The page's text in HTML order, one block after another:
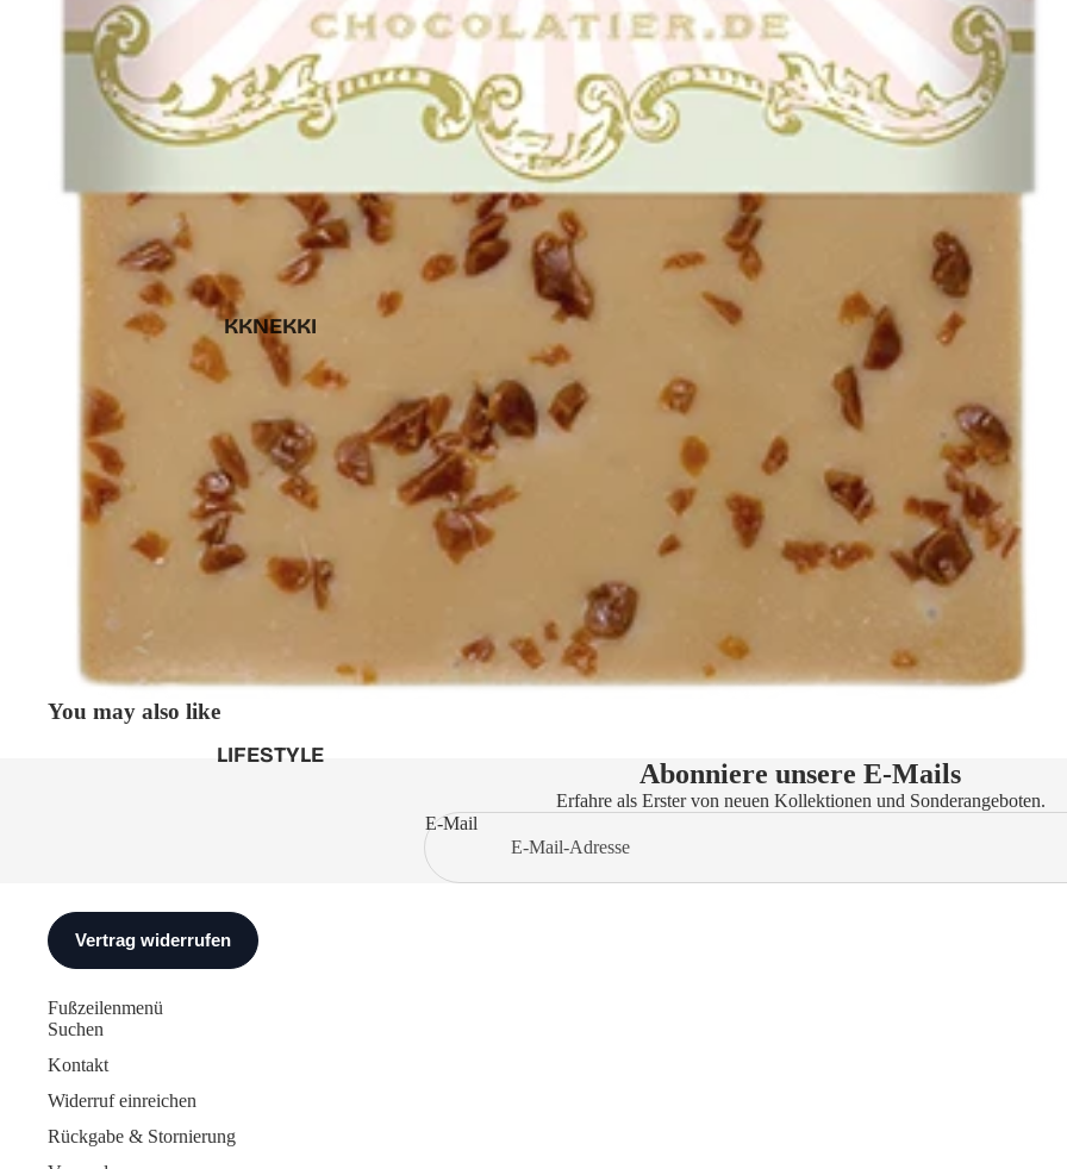
KKNEKKI
LIFESTYLE
You may also like
Abonniere unsere E-Mails
Erfahre als Erster von neuen Kollektionen und Sonderangeboten.
E-Mail
Fußzeilenmenü
Suchen
Kontakt
Widerruf einreichen
Rückgabe & Stornierung